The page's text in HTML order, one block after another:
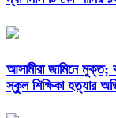
আসামীরা জামিনে মুক্ত;
স্কুল শিক্ষিকা হত্যার